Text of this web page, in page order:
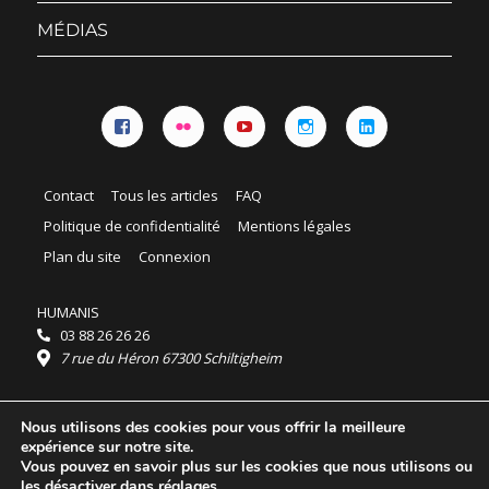
MÉDIAS
Contact Tous les articles
FAQ
Politique de confidentialité
Mentions légales
Plan du site
Connexion
HUMANIS
03 88 26 26 26
7 rue du Héron 67300 Schiltigheim
Horaires :
HUMANIS : du lundi au vendredi 9h - 18h
Ordidocaz : du lundi au vendredi 8h - 19h
© 2025 HUMANIS, tous droits réservés.
Nous utilisons des cookies pour vous offrir la meilleure
expérience sur notre site.
Vous pouvez en savoir plus sur les cookies que nous utilisons ou